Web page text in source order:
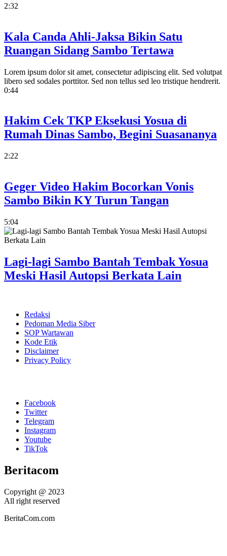
2:32
Kala Canda Ahli-Jaksa Bikin Satu
Ruangan Sidang Sambo Tertawa
Lorem ipsum dolor sit amet, consectetur adipiscing elit. Sed volutpat
libero sed sodales porttitor. Sed non tellus sed leo tristique hendrerit.
0:44
Hakim Cek TKP Eksekusi Yosua di
Rumah Dinas Sambo, Begini Suasananya
2:22
Geger Video Hakim Bocorkan Vonis
Sambo Bikin KY Turun Tangan
5:04
Lagi-lagi Sambo Bantah Tembak Yosua
Meski Hasil Autopsi Berkata Lain
Redaksi
Pedoman Media Siber
SOP Wartawan
Kode Etik
Disclaimer
Privacy Policy
Facebook
Twitter
Telegram
Instagram
Youtube
TikTok
Beritacom
Copyright @ 2023
All right reserved
BeritaCom.com